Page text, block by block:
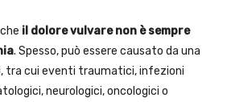
il dolore vulvare non è sempre
. Spesso, può essere causato da una
tra cui eventi traumatici, infezioni
neurologici, oncologici o